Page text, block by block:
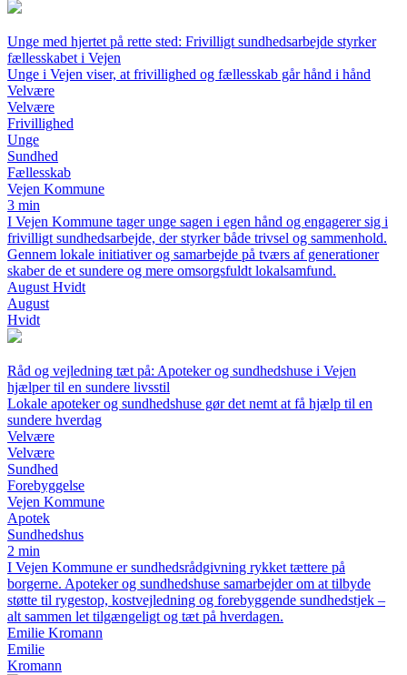
Unge med hjertet på rette sted: Frivilligt sundhedsarbejde styrker
fællesskabet i Vejen
Unge i Vejen viser, at frivillighed og fællesskab går hånd i hånd
Velvære
Velvære
Frivillighed
Unge
Sundhed
Fællesskab
Vejen Kommune
3 min
I Vejen Kommune tager unge sagen i egen hånd og engagerer sig i
frivilligt sundhedsarbejde, der styrker både trivsel og sammenhold.
Gennem lokale initiativer og samarbejde på tværs af generationer
skaber de et sundere og mere omsorgsfuldt lokalsamfund.
August Hvidt
August
Hvidt
Råd og vejledning tæt på: Apoteker og sundhedshuse i Vejen
hjælper til en sundere livsstil
Lokale apoteker og sundhedshuse gør det nemt at få hjælp til en
sundere hverdag
Velvære
Velvære
Sundhed
Forebyggelse
Vejen Kommune
Apotek
Sundhedshus
2 min
I Vejen Kommune er sundhedsrådgivning rykket tættere på
borgerne. Apoteker og sundhedshuse samarbejder om at tilbyde
støtte til rygestop, kostvejledning og forebyggende sundhedstjek –
alt sammen let tilgængeligt og tæt på hverdagen.
Emilie Kromann
Emilie
Kromann